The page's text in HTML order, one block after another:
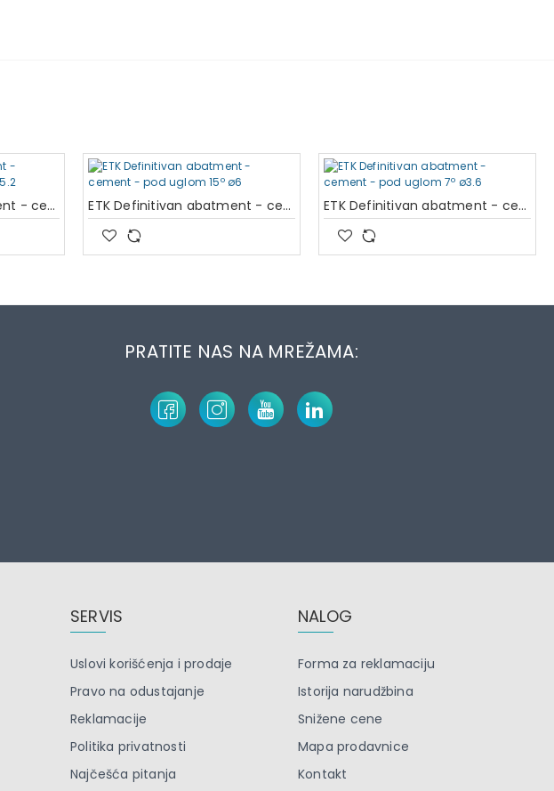
ETK Definitivan abatment - cement - pod uglom 15º ø5.2 ETK Definitivan abatment - cement - pod uglom 15º ø6 ETK Definitivan abatment - cement - pod uglom 7º ø3.6
PRATITE NAS NA MREŽAMA:
SERVIS
Uslovi korišćenja i prodaje
Pravo na odustajanje
Reklamacije
Politika privatnosti
Najčešća pitanja
NALOG
Forma za reklamaciju
Istorija narudžbina
Snižene cene
Mapa prodavnice
Kontakt